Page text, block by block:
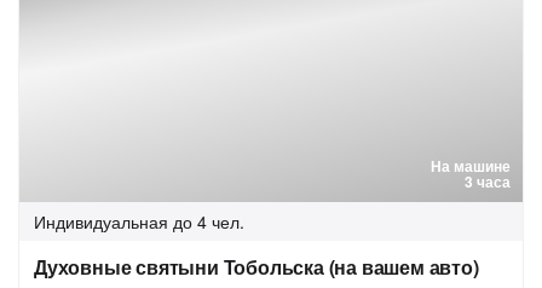
На машине
3 часа
Индивидуальная до 4 чел.
Духовные святыни Тобольска (на вашем авто)